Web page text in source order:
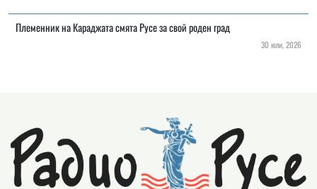
Племенник на Караджата смята Русе за свой роден град
30 юли, 2026